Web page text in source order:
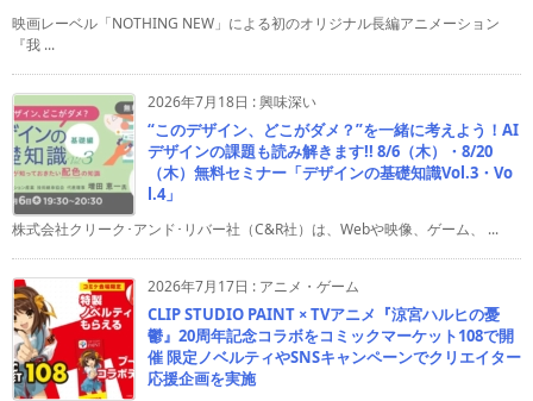
映画レーベル「NOTHING NEW」による初のオリジナル長編アニメーション
『我 ...
2026年7月18日 :興味深い
“このデザイン、どこがダメ？”を一緒に考えよう！AI
デザインの課題も読み解きます!! 8/6（木）・8/20
（木）無料セミナー「デザインの基礎知識Vol.3・Vo
l.4」
株式会社クリーク･アンド･リバー社（C&R社）は、Webや映像、ゲーム、 ...
2026年7月17日 : アニメ・ゲーム
CLIP STUDIO PAINT × TVアニメ『涼宮ハルヒの憂
鬱』20周年記念コラボをコミックマーケット108で開
催 限定ノベルティやSNSキャンペーンでクリエイター
応援企画を実施